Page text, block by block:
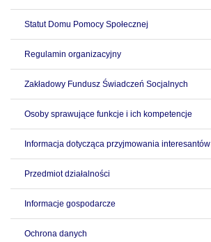
Statut Domu Pomocy Społecznej
Regulamin organizacyjny
Zakładowy Fundusz Świadczeń Socjalnych
Osoby sprawujące funkcje i ich kompetencje
Informacja dotycząca przyjmowania interesantów
Przedmiot działalności
Informacje gospodarcze
Ochrona danych